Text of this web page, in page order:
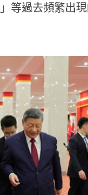
等過去頻繁出